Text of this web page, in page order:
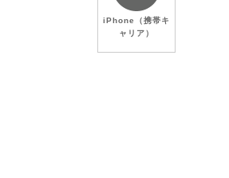
iPhone（携帯キ
ャリア）